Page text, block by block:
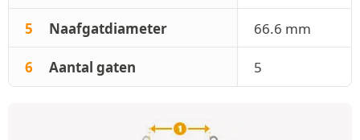
5 Naafgatdiameter 66.6 mm
6 Aantal gaten 5